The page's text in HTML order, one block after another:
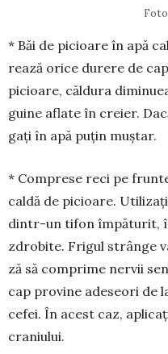
* Băi de picioare în apă
rează orice durere de
picioare, căldura
guine aflate în creier.
gați în apă puțin muștar.
* Comprese reci pe
caldă de picioare.
dintr-un tifon împăturit,
zdrobite. Frigul strân­ge
ză să comprime nervii
cap pro­vi­ne adeseori de
cefei. În acest caz,
craniu­lui.